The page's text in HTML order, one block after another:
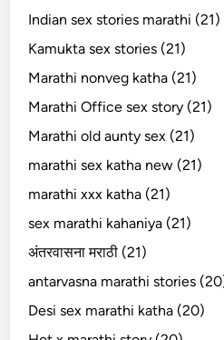
Indian sex stories marathi (21)
Kamukta sex stories (21)
Marathi nonveg katha (21)
Marathi Office sex story (21)
Marathi old aunty sex (21)
marathi sex katha new (21)
marathi xxx katha (21)
sex marathi kahaniya (21)
अंतरवासना मराठी (21)
antarvasna marathi stories
Desi sex marathi katha (20)